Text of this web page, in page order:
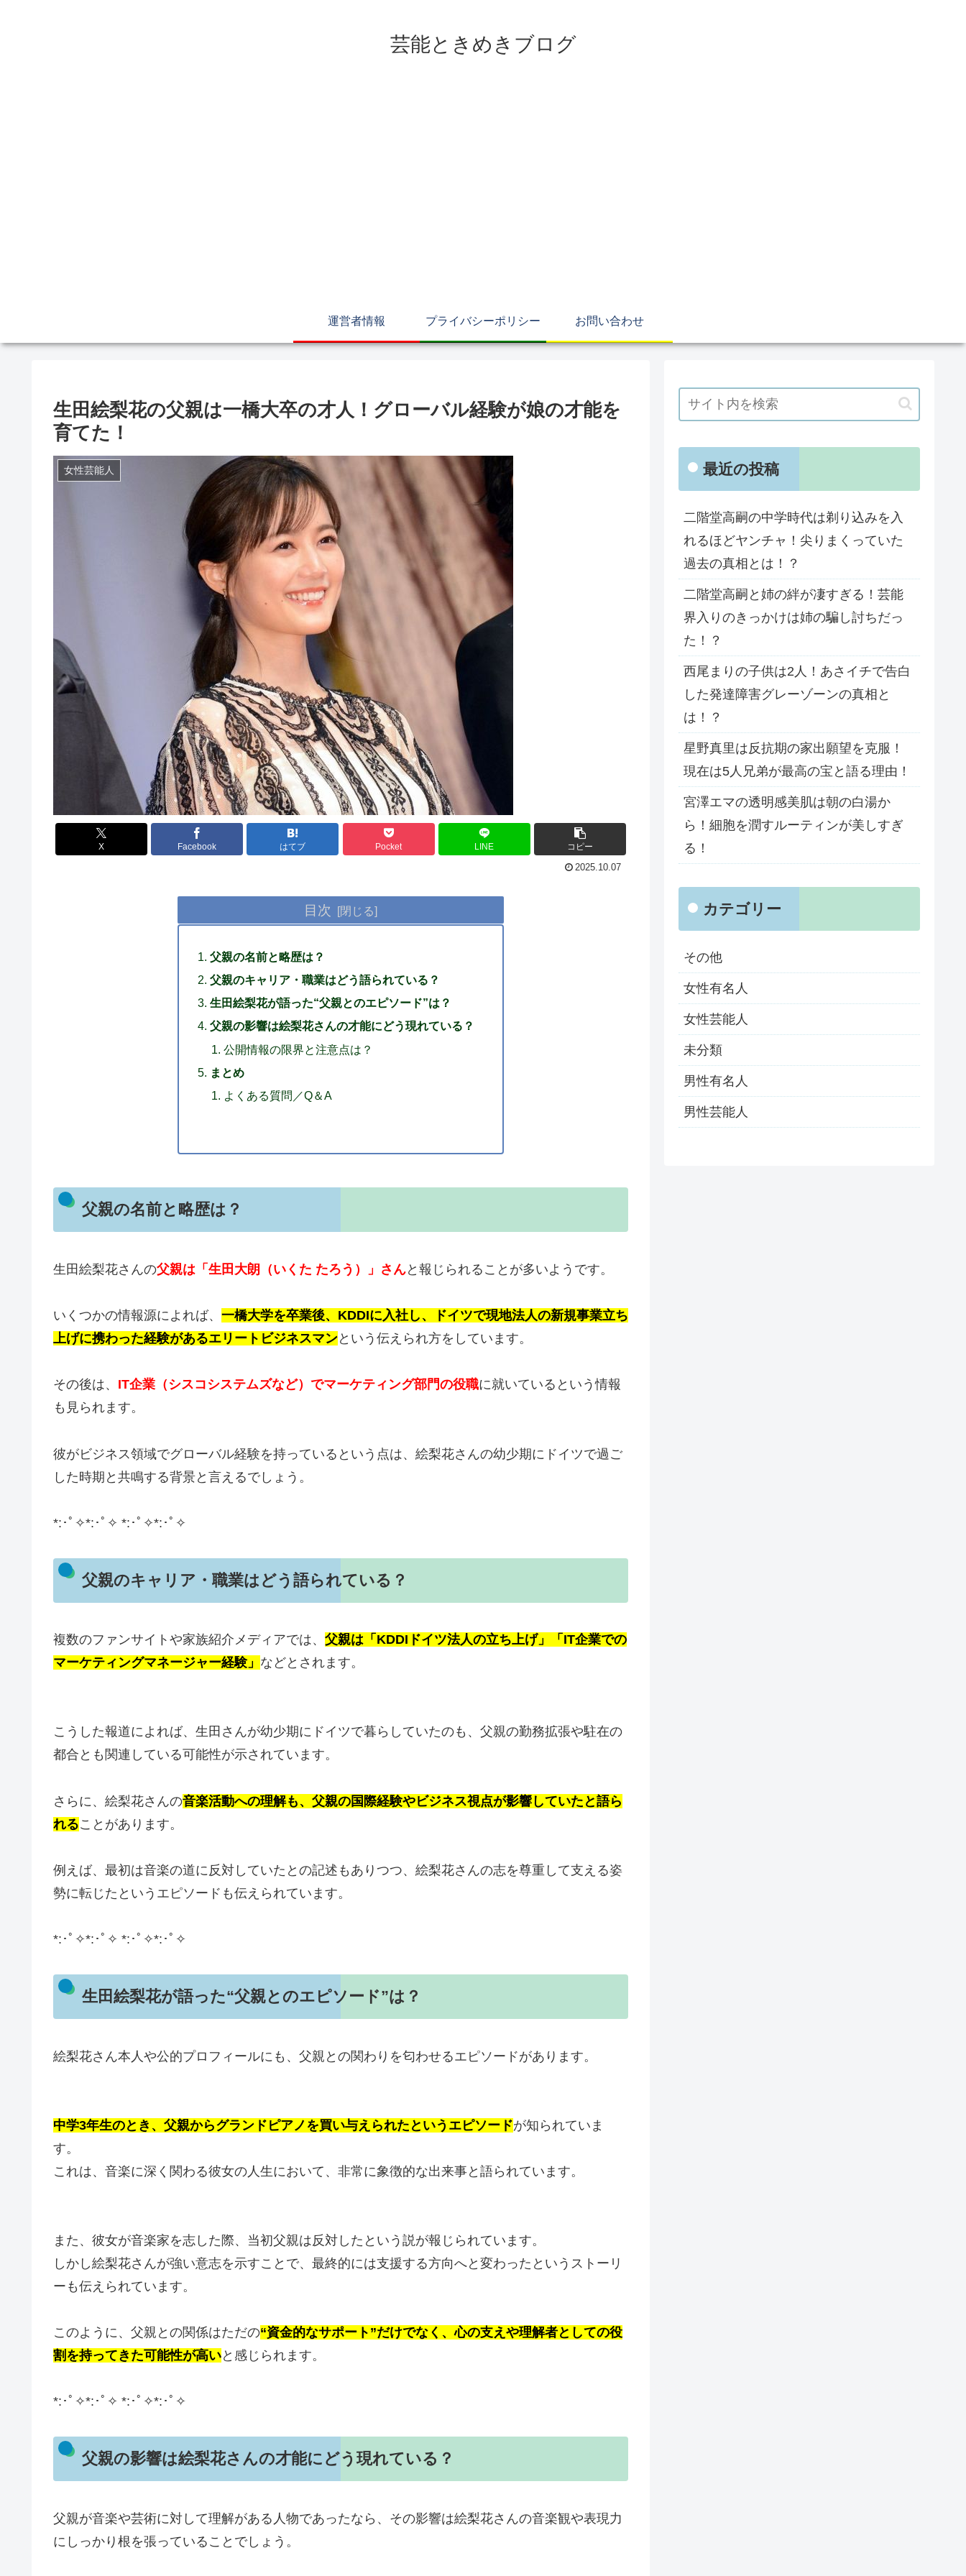
芸能ときめきブログ
運営者情報 プライバシーポリシー お問い合わせ
生田絵梨花の父親は一橋大卒の才人！グローバル経験が娘の才能を
育てた！
女性芸能人
X Facebook はてブ Pocket LINE コピー
2025.10.07
目次
父親の名前と略歴は？
父親のキャリア・職業はどう語られている？
生田絵梨花が語った“父親とのエピソード”は？
父親の影響は絵梨花さんの才能にどう現れている？
公開情報の限界と注意点は？
まとめ
よくある質問／Q＆A
父親の名前と略歴は？
生田絵梨花さんの父親は「生田大朗（いくた たろう）」さんと報じられることが多いようです。
いくつかの情報源によれば、 一橋大学を卒業後、KDDIに入社し、ドイツで現地法人の新規事業立ち
上げに携わった経験があるエリートビジネスマンという伝えられ方をしています。
その後は、 IT企業（シスコシステムズなど）でマーケティング部門の役職に就いているという情報
も見られます。
彼がビジネス領域でグローバル経験を持っているという点は、絵梨花さんの幼少期にドイツで過ご
した時期と共鳴する背景と言えるでしょう。
*:･ﾟ✧*:･ﾟ✧ *:･ﾟ✧*:･ﾟ✧
父親のキャリア・職業はどう語られている？
複数のファンサイトや家族紹介メディアでは、 父親は「KDDIドイツ法人の立ち上げ」「IT企業での
マーケティングマネージャー経験」 などとされます。
こうした報道によれば、生田さんが幼少期にドイツで暮らしていたのも、父親の勤務拡張や駐在の
都合とも関連している可能性が示されています。
さらに、絵梨花さんの音楽活動への理解も、父親の国際経験やビジネス視点が影響していたと語ら
れることがあります。
例えば、最初は音楽の道に反対していたとの記述もありつつ、絵梨花さんの志を尊重して支える姿
勢に転じたというエピソードも伝えられています。
*:･ﾟ✧*:･ﾟ✧ *:･ﾟ✧*:･ﾟ✧
生田絵梨花が語った“父親とのエピソード”は？
絵梨花さん本人や公的プロフィールにも、父親との関わりを匂わせるエピソードがあります。
中学3年生のとき、父親からグランドピアノを買い与えられたというエピソードが知られていま
す。
これは、音楽に深く関わる彼女の人生において、非常に象徴的な出来事と語られています。
また、彼女が音楽家を志した際、当初父親は反対したという説が報じられています。
しかし絵梨花さんが強い意志を示すことで、最終的には支援する方向へと変わったというストーリ
ーも伝えられています。
このように、父親との関係はただの“資金的なサポート”だけでなく、心の支えや理解者としての役
割を持ってきた可能性が高いと感じられます。
*:･ﾟ✧*:･ﾟ✧ *:･ﾟ✧*:･ﾟ✧
父親の影響は絵梨花さんの才能にどう現れている？
父親が音楽や芸術に対して理解がある人物であったなら、その影響は絵梨花さんの音楽観や表現力
にしっかり根を張っていることでしょう。
最近の投稿
二階堂高嗣の中学時代は剃り込みを入
れるほどヤンチャ！尖りまくっていた
過去の真相とは！？
二階堂高嗣と姉の絆が凄すぎる！芸能
界入りのきっかけは姉の騙し討ちだっ
た！？
西尾まりの子供は2人！あさイチで告白
した発達障害グレーゾーンの真相と
は！？
星野真里は反抗期の家出願望を克服！
現在は5人兄弟が最高の宝と語る理由！
宮澤エマの透明感美肌は朝の白湯か
ら！細胞を潤すルーティンが美しすぎ
る！
カテゴリー
その他
女性有名人
女性芸能人
未分類
男性有名人
男性芸能人